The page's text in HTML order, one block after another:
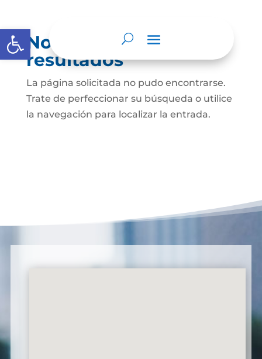
Abrir barra de herramientas
No se encontraron
resultados
La página solicitada no pudo encontrarse.
Trate de perfeccionar su búsqueda o utilice
la navegación para localizar la entrada.